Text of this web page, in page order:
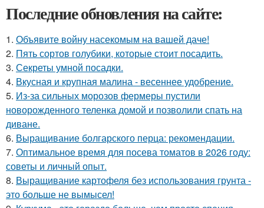
Последние обновления на сайте:
1. Объявите войну насекомым на вашей даче!
2. Пять сортов голубики, которые стоит посадить.
3. Секреты умной посадки.
4. Вкусная и крупная малина - весеннее удобрение.
5. Из-за сильных морозов фермеры пустили
новорожденного теленка домой и позволили спать на
диване.
6. Выращивание болгарского перца: рекомендации.
7. Оптимальное время для посева томатов в 2026 году:
советы и личный опыт.
8. Выращивание картофеля без использования грунта -
это больше не вымысел!